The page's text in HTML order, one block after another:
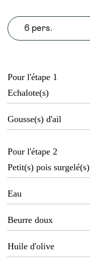
6 pers.
Pour l'étape 1
Echalote(s)
Gousse(s) d'ail
Pour l'étape 2
Petit(s) pois surgelé(s)
Eau
Beurre doux
Huile d'olive